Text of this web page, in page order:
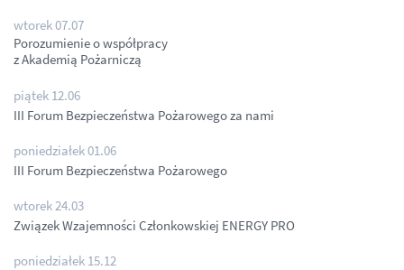
wtorek 07.07
Porozumienie o współpracy
z Akademią Pożarniczą
piątek 12.06
III Forum Bezpieczeństwa Pożarowego za nami
poniedziałek 01.06
III Forum Bezpieczeństwa Pożarowego
wtorek 24.03
Związek Wzajemności Członkowskiej ENERGY PRO
poniedziałek 15.12